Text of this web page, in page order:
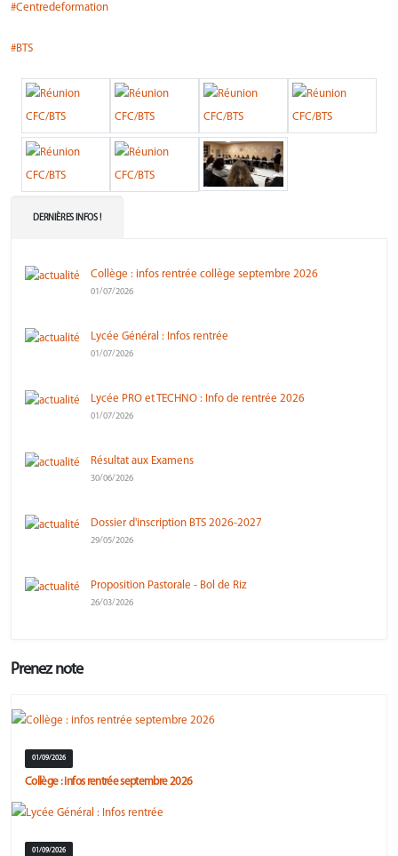
#Centredeformation
#BTS
DERNIÈRES INFOS !
Collège : infos rentrée collège septembre 2026
01/07/2026
Lycée Général : Infos rentrée
01/07/2026
Lycée PRO et TECHNO : Info de rentrée 2026
01/07/2026
Résultat aux Examens
30/06/2026
Dossier d'inscription BTS 2026-2027
29/05/2026
Proposition Pastorale - Bol de Riz
26/03/2026
Prenez note
01/09/2026
Collège : infos rentrée septembre 2026
01/09/2026